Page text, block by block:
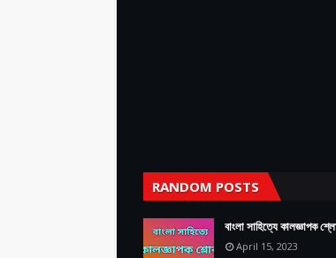
RANDOM POSTS
বাংলা সাহিত্যে কালজ্ঞাপক
April 15, 2023